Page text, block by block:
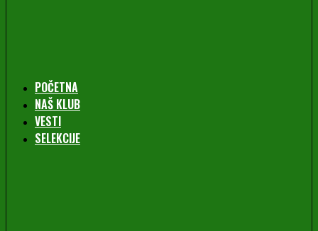
POČETNA
NAŠ KLUB
VESTI
SELEKCIJE